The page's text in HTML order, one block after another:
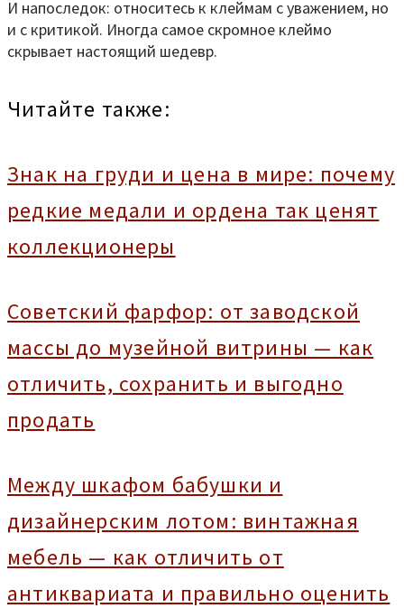
И напоследок: относитесь к клеймам с уважением, но
и с критикой. Иногда самое скромное клеймо
скрывает настоящий шедевр.
Читайте также:
Знак на груди и цена в мире: почему
редкие медали и ордена так ценят
коллекционеры
Советский фарфор: от заводской
массы до музейной витрины — как
отличить, сохранить и выгодно
продать
Между шкафом бабушки и
дизайнерским лотом: винтажная
мебель — как отличить от
антиквариата и правильно оценить